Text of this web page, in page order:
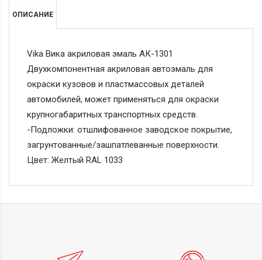
ОПИСАНИЕ
Vika Вика акриловая эмаль АК-1301
Двухкомпонентная акриловая автоэмаль для
окраски кузовов и пластмассовых деталей
автомобилей, может применяться для окраски
крупногабаритных транспортных средств.
-Подложки: отшлифованное заводское покрытие,
загрунтованные/зашпатлеванные поверхности.
Цвет: Желтый RAL 1033